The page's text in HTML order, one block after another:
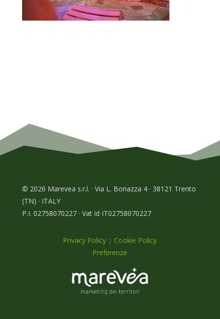
© 2026 Marevea s.r.l. · Via L. Bonazza 4 · 38121 Trento
(TN) · ITALY
P.I. 02758070227 · Vat id IT02758070227
Privacy Policy | Cookie Policy
Preferenze